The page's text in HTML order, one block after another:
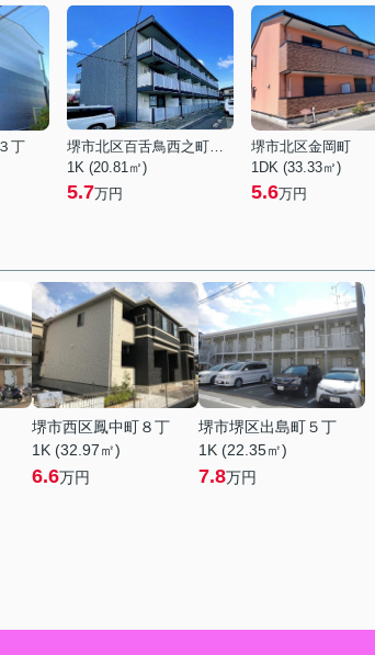
丁
堺市北区百舌鳥西之町２丁
1K (20.81㎡)
5.7万円
堺市北区金岡町
1DK (33.33㎡)
5.6万円
堺市西区鳳中町８丁
1K (32.97㎡)
6.6万円
堺市堺区出島町５丁
1K (22.35㎡)
7.8万円